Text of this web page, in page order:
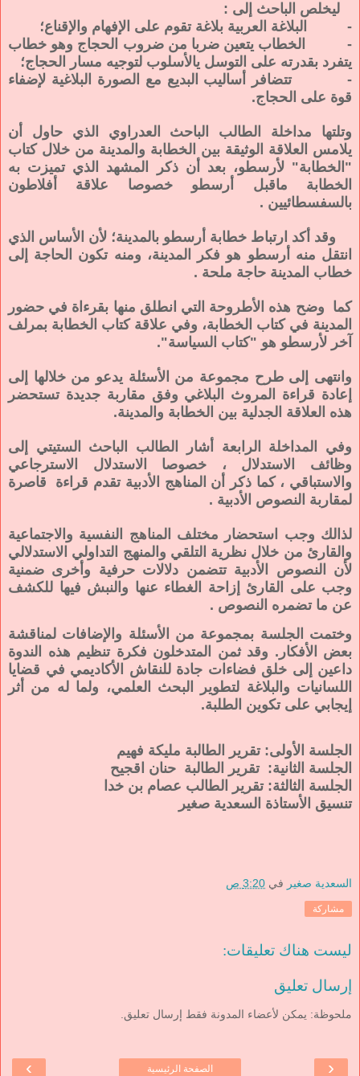
ليخلص الباحث إلى :
- البلاغة العربية بلاغة تقوم على الإفهام والإقناع؛
- الخطاب يتعين ضربا من ضروب الحجاج وهو خطاب
يتفرد بقدرته على التوسل يالأسلوب لتوجيه مسار الحجاج؛
- تتضافر أساليب البديع مع الصورة البلاغية لإضفاء
قوة على الحجاج.
وتلتها مداخلة الطالب الباحث العدراوي الذي حاول أن
يلامس العلاقة الوثيقة بين الخطابة والمدينة من خلال كتاب
"الخطابة" لأرسطو، بعد أن ذكر المشهد الذي تميزت به
الخطابة ماقبل أرسطو خصوصا علاقة أفلاطون
بالسفسطائيين .
وقد أكد ارتباط خطابة أرسطو بالمدينة؛ لأن الأساس الذي
انتقل منه أرسطو هو فكر المدينة، ومنه تكون الحاجة إلى
خطاب المدينة حاجة ملحة .
كما وضح هذه الأطروحة التي انطلق منها بقرءاة في حضور
المدينة في كتاب الخطابة، وفي علاقة كتاب الخطابة بمرلف
آخر لأرسطو هو "كتاب السياسة".
وانتهى إلى طرح مجموعة من الأسئلة يدعو من خلالها إلى
إعادة قراءة المروث البلاغي وفق مقاربة جديدة تستحضر
هذه العلاقة الجدلية بين الخطابة والمدينة.
وفي المداخلة الرابعة أشار الطالب الباحث الستيتي إلى
وظائف الاستدلال ، خصوصا الاستدلال الاسترجاعي
والاستباقي ، كما ذكر أن المناهج الأدبية تقدم قراءة قاصرة
لمقاربة النصوص الأدبية .
لذالك وجب استحضار مختلف المناهج النفسية والاجتماعية
والقارئ من خلال نظرية التلقي والمنهج التداولي الاستدلالي
لأن النصوص الأدبية تتضمن دلالات حرفية وأخرى ضمنية
وجب على القارئ إزاحة الغطاء عنها والنبش فيها للكشف
عن ما تضمره النصوص .
وختمت الجلسة بمجموعة من الأسئلة والإضافات لمناقشة
بعض الأفكار. وقد ثمن المتدخلون فكرة تنظيم هذه الندوة
داعين إلى خلق فضاءات جادة للنقاش الأكاديمي في قضايا
اللسانيات والبلاغة لتطوير البحث العلمي، ولما له من أثر
إيجابي على تكوين الطلبة.
الجلسة الأولى: تقرير الطالبة مليكة فهيم
الجلسة الثانية: تقرير الطالبة حنان اقجيح
الجلسة الثالثة: تقرير الطالب عصام بن خدا
تنسيق الأستاذة السعدية صغير
السعدية صغير في 3:20 ص
مشاركة
ليست هناك تعليقات:
إرسال تعليق
ملحوظة: يمكن لأعضاء المدونة فقط إرسال تعليق.
‹
› الصفحة الرئيسية